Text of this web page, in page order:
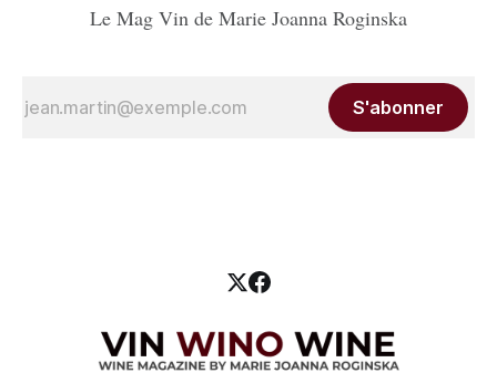
Le Mag Vin de Marie Joanna Roginska
S'abonner